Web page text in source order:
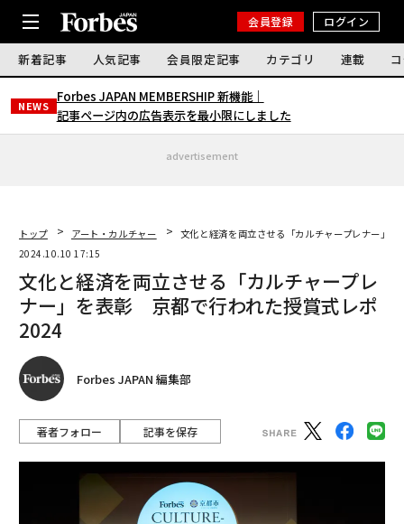
会員登録 ログイン
新着記事 人気記事 会員限定記事 カテゴリ 連載
NEWS
Forbes JAPAN MEMBERSHIP 新機能｜
記事ページ内の広告表示を最小限にしました
advertisement
トップ アート・カルチャー
文化と経済を両立させる「カルチャープレナー」
2024.10.10 17:15
文化と経済を両立させる「カルチャープレ
ナー」を表彰 京都で行われた授賞式レポ
2024
Forbes JAPAN 編集部
著者フォロー 記事を保存